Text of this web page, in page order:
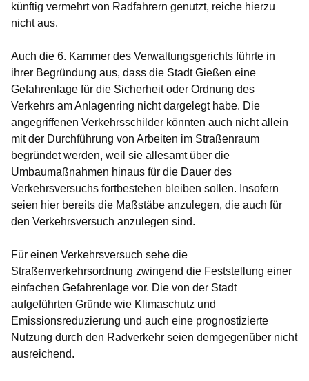
künftig vermehrt von Radfahrern genutzt, reiche hierzu
nicht aus.
Auch die 6. Kammer des Verwaltungsgerichts führte in
ihrer Begründung aus, dass die Stadt Gießen eine
Gefahrenlage für die Sicherheit oder Ordnung des
Verkehrs am Anlagenring nicht dargelegt habe. Die
angegriffenen Verkehrsschilder könnten auch nicht allein
mit der Durchführung von Arbeiten im Straßenraum
begründet werden, weil sie allesamt über die
Umbaumaßnahmen hinaus für die Dauer des
Verkehrsversuchs fortbestehen bleiben sollen. Insofern
seien hier bereits die Maßstäbe anzulegen, die auch für
den Verkehrsversuch anzulegen sind.
Für einen Verkehrsversuch sehe die
Straßenverkehrsordnung zwingend die Feststellung einer
einfachen Gefahrenlage vor. Die von der Stadt
aufgeführten Gründe wie Klimaschutz und
Emissionsreduzierung und auch eine prognostizierte
Nutzung durch den Radverkehr seien demgegenüber nicht
ausreichend.